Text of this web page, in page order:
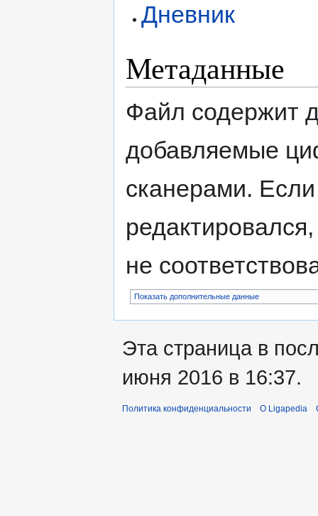
Дневник
Метаданные
Файл содержит
добавляемые
сканерами.
не
Показать дополнительные данные
Эта страница в
июня 2016 в 16:37.
Политика конфиденциальности О Ligapedia